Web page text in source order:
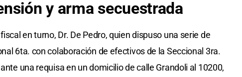
y arma secuestrada
en turno, Dr. De Pedro, quien dispuso una serie de
6ta. con colaboración de efectivos de la Seccional 3ra.
una requisa en un domicilio de calle Grandoli al 10200,